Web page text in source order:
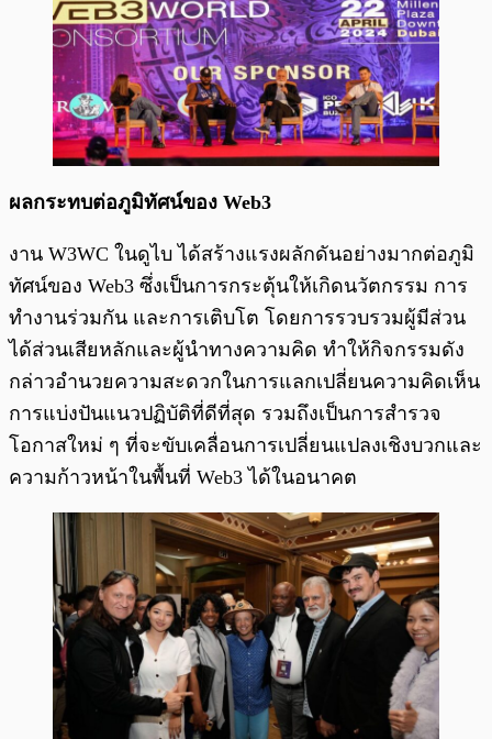
ผลกระทบต่อภูมิทัศน์ของ Web3
งาน W3WC ในดูไบ ได้สร้างแรงผลักดันอย่างมากต่อภูมิ
ทัศน์ของ Web3 ซึ่งเป็นการกระตุ้นให้เกิดนวัตกรรม การ
ทำงานร่วมกัน และการเติบโต โดยการรวบรวมผู้มีส่วน
ได้ส่วนเสียหลักและผู้นำทางความคิด ทำให้กิจกรรมดัง
กล่าวอำนวยความสะดวกในการแลกเปลี่ยนความคิดเห็น
การแบ่งปันแนวปฏิบัติที่ดีที่สุด รวมถึงเป็นการสำรวจ
โอกาสใหม่ ๆ ที่จะขับเคลื่อนการเปลี่ยนแปลงเชิงบวกและ
ความก้าวหน้าในพื้นที่ Web3 ได้ในอนาคต